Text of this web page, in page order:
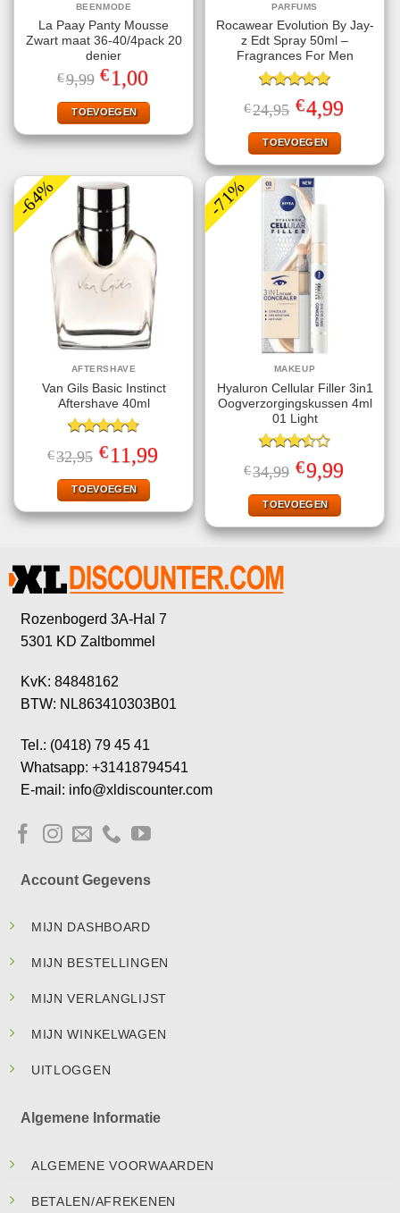
BEENMODE
La Paay Panty Mousse
Zwart maat 36-40/4pack 20
denier
€9,99 Oorspronkelijke
prijs
was:
€9,99.
€1,00
is:
€1,00.
TOEVOEGEN
PARFUMS
Rocawear Evolution By Jay-
z Edt Spray 50ml –
Fragrances For Men
Gewaardeerd
5.00uit 5
€24,95 Oorspronkelijke
prijs
was:
€24,95.
€4,99Huidige
prijs
TOEVOEGEN
-64%
AFTERSHAVE
Van Gils Basic Instinct
Aftershave 40ml
Gewaardeerd
4.71uit 5
€32,95 Oorspronkelijke
prijs
was:
€32,95.
€11,99Huidige
prijs
TOEVOEGEN
-71%
MAKEUP
Hyaluron Cellular Filler 3in1
Oogverzorgingskussen 4ml
01 Light
Gewaardeerd
3.50uit
€34,99 Oorspronkelijke
prijs
was:
€34,99.
€9,99Huidige
prijs
TOEVOEGEN
Rozenbogerd 3A-Hal 7
5301 KD Zaltbommel
KvK: 84848162
BTW: NL863410303B01
Tel.: (0418) 79 45 41
Whatsapp: +31418794541
E-mail: info@xldiscounter.com
Account Gegevens
MIJN DASHBOARD
MIJN BESTELLINGEN
MIJN VERLANGLIJST
MIJN WINKELWAGEN
UITLOGGEN
Algemene Informatie
ALGEMENE VOORWAARDEN
BETALEN/AFREKENEN